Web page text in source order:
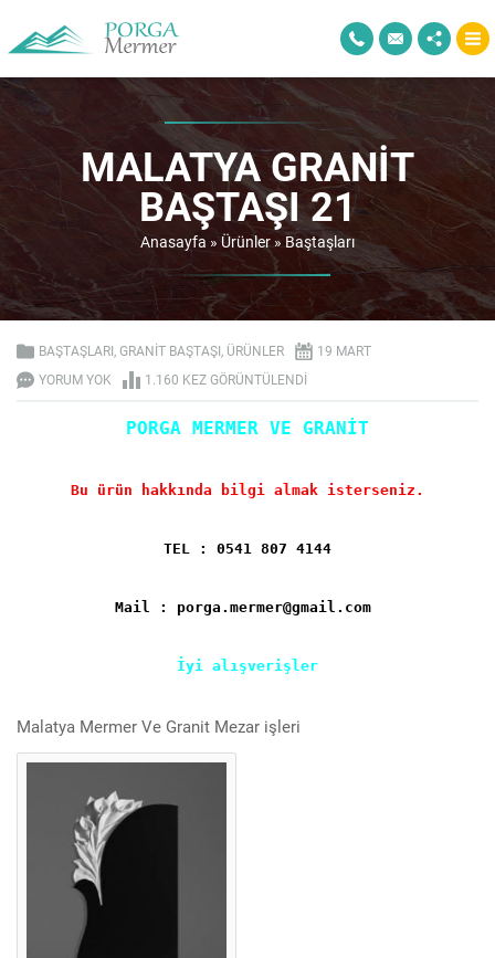
MALATYA GRANIT
BAŞTAŞI 21
Anasayfa » Ürünler»Baştaşları
BAŞTAŞLARI GRANIT BAŞTAŞI ÜRÜNLER
19 MART
YORUM YOK
1.160 KEZ GÖRÜNTÜLENDI
PORGA MERMER VE GRANİT
Bu ürün hakkında bilgi almak isterseniz.
TEL : 0541 807 4144
Mail : porga.mermer@gmail.com
İyi alışverişler
Malatya Mermer Ve Granit Mezar işleri